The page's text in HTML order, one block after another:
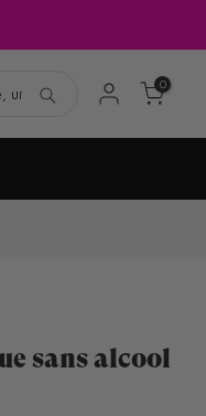
0
sans alcool